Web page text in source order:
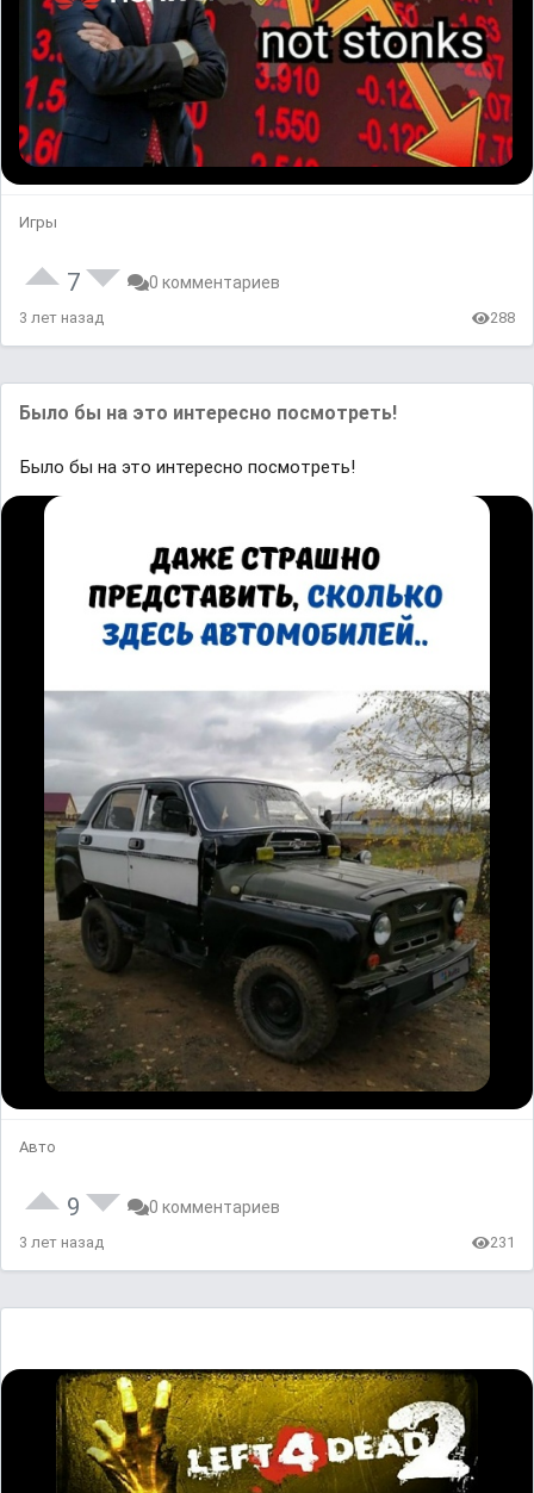
Игры
7 0 комментариев
3 лет назад 288
Было бы на это интересно посмотреть!
Было бы на это интересно посмотреть!
Авто
9 0 комментариев
3 лет назад 231